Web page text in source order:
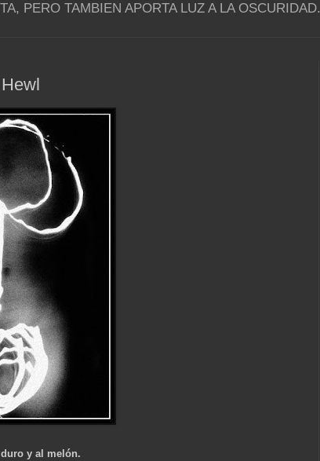
PERO TAMBIEN APORTA LUZ A LA OSCURIDAD.
y al melón.